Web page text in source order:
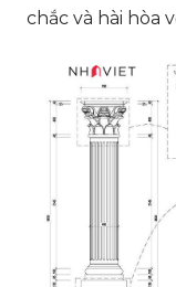
chắc và hài hòa